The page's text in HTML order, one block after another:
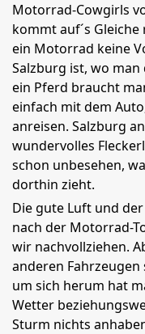
Motorrad-Cowgirls
kommt auf´s
ein Motorrad keine
Salzburg ist, wo
ein Pferd braucht
einfach mit dem
anreisen. Salzburg
wundervolles
schon unbesehen,
dorthin zieht.
Die gute Luft und
nach der Motorrad-
wir nachvollziehen.
anderen
um sich herum hat
Wetter
Sturm nichts